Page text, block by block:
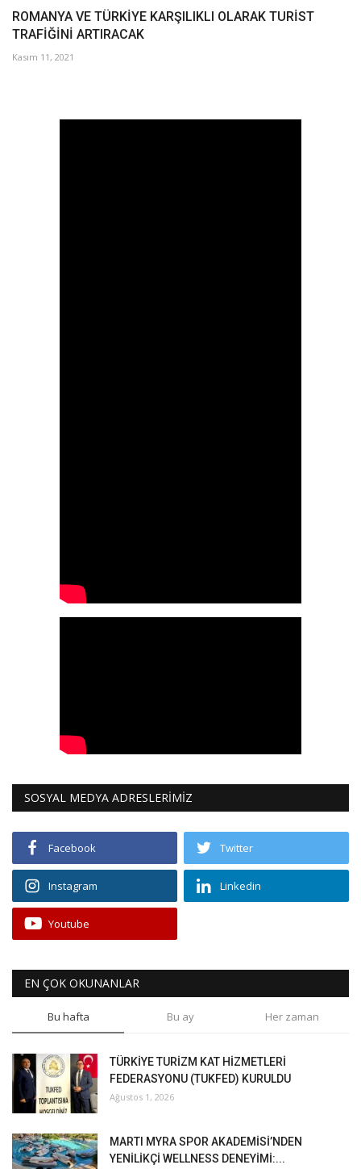
ROMANYA VE TÜRKİYE KARŞILIKLI OLARAK TURİST
TRAFİĞİNİ ARTIRACAK
Kasım 11, 2021
SOSYAL MEDYA ADRESLERİMİZ
Facebook Twitter
Instagram Linkedin
Youtube
EN ÇOK OKUNANLAR
Bu hafta Bu ay Her zaman
TÜRKİYE TURİZM KAT HİZMETLERİ
FEDERASYONU (TUKFED) KURULDU
Ağustos 1, 2026
MARTI MYRA SPOR AKADEMİSİ’NDEN
YENİLİKÇİ WELLNESS DENEYİMİ:...